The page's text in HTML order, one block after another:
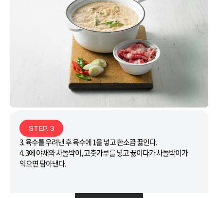
STEP. 3
3. 육수를 우려낸 후 육수에 1을 넣고 한소끔 끓인다.
4. 3에 야채와 차돌박이, 고춧가루를 넣고 끓이다가 차돌박이가
익으면 담아낸다.